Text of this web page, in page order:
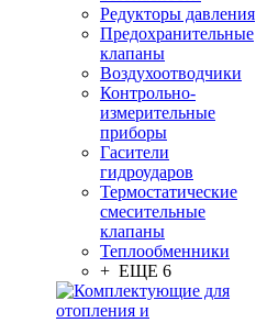
Редукторы давления
Предохранительные
клапаны
Воздухоотводчики
Контрольно-
измерительные
приборы
Гасители
гидроударов
Термостатические
смесительные
клапаны
Теплообменники
+ ЕЩЕ 6